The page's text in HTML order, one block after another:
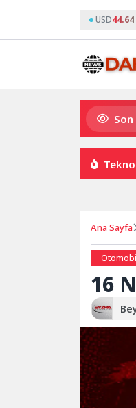
USD44.64
Eczacıbaşı Peron
Ana Sayfa
16